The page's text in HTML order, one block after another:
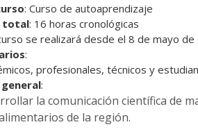
: Curso de autoaprendizaje
total: 16 horas cronológicas
se realizará desde el 8 de mayo
:
profesionales, técnicos y
:
la comunicación científica de
de la región.